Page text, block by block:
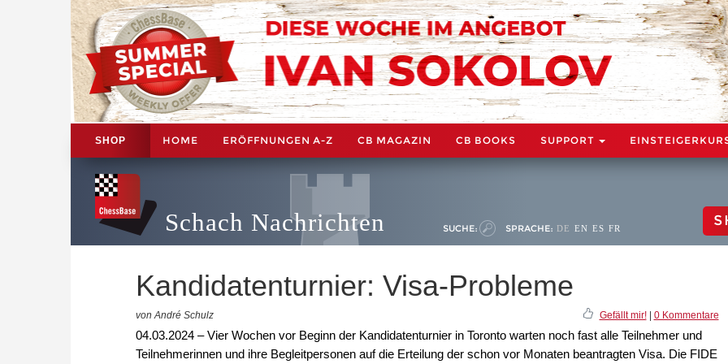
SHOP HOME ERÖFFNUNGEN A-Z CB MAGAZIN CB BOOKS SUPPORT
Schach Nachrichten SUCHE: SPRACHE: DE EN ES FR
Kandidatenturnier: Visa-Probleme
von André Schulz Gefällt mir!| 0 Kommentare
04.03.2024 – Vier Wochen vor Beginn der Kandidatenturnier in Toronto warten noch fast alle Teilnehmer und
Teilnehmerinnen und ihre Begleitpersonen auf die Erteilung der schon vor Monaten beantragten Visa. Die FIDE